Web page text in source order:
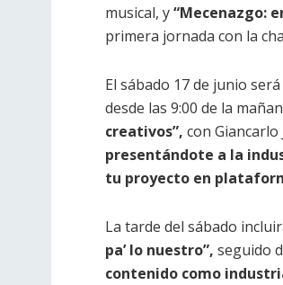
musical, y“Mecenazgo:
primera jornada con la
El sábado 17 de junio será
desde las 9:00 de la
creativos”, con
presentándote a la
tu proyecto en
La tarde del sábado
pa’ lo nuestro”, seguido
contenido como